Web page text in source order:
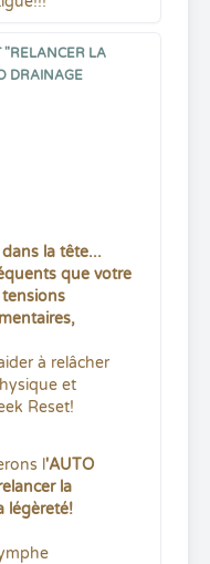
"RELANCER LA
DRAINAGE
la tête...
que votre
à relâcher
et
Reset!
l'AUTO
la
légèreté!